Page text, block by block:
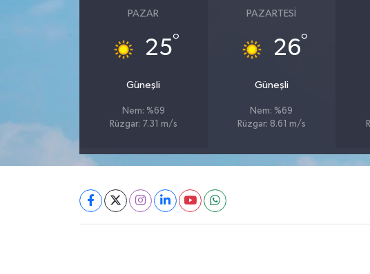
PAZAR
25°
Güneşli
Nem: %69
Rüzgar: 7.31 m/s
PAZARTESI
26°
Güneşli
Nem: %69
Rüzgar: 8.61 m/s